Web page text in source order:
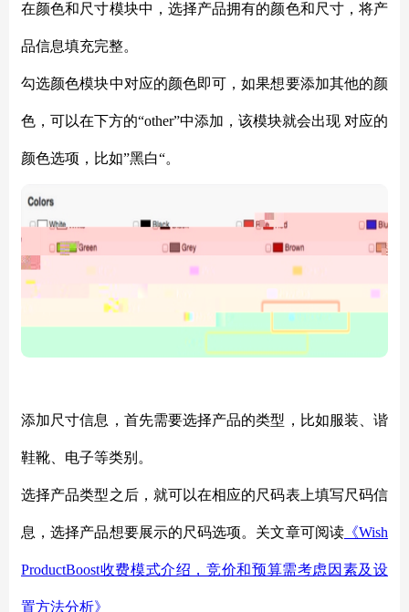
在颜色和尺寸模块中，选择产品拥有的颜色和尺寸，将产
品信息填充完整。
勾选颜色模块中对应的颜色即可，如果想要添加其他的颜
色，可以在下方的“other”中添加，该模块就会出现 对应的
颜色选项，比如”黑白“。
添加尺寸信息，首先需要选择产品的类型，比如服装、谐
鞋靴、电子等类别。
选择产品类型之后，就可以在相应的尺码表上填写尺码信
息，选择产品想要展示的尺码选项。关文章可阅读《Wish
ProductBoost收费模式介绍，竞价和预算需考虑因素及设
置方法分析》